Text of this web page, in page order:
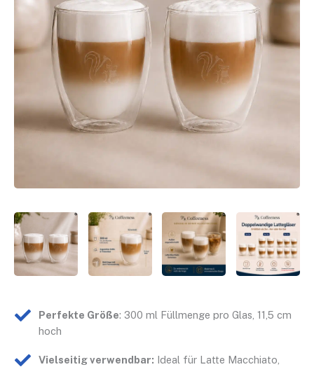
Perfekte Größe: 300 ml Füllmenge pro Glas, 11,5 cm
hoch
Vielseitig verwendbar: Ideal für Latte Macchiato,